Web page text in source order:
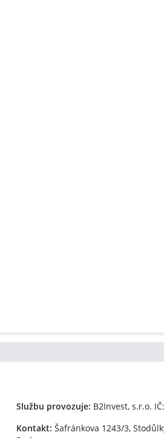
Službu provozuje: B2Invest, s.r.o.
Kontakt: Šafránkova 1243/3,